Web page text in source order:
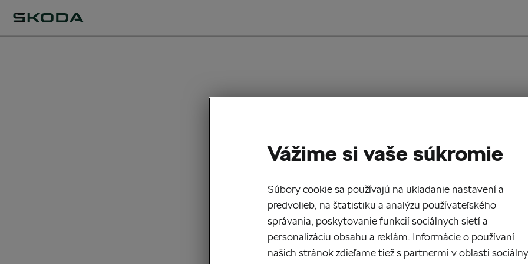
Vážime si vaše súkromie
Súbory cookie sa používajú na ukladanie nastavení a
predvolieb, na štatistiku a analýzu používateľského
správania, poskytovanie funkcií sociálnych sietí a
personalizáciu obsahu a reklám. Informácie o používaní
našich stránok zdieľame tiež s partnermi v oblasti